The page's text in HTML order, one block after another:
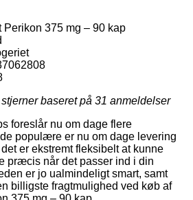
Perikon 375 mg – 90 kap
baseret på 31 anmeldelser
foreslår nu om dage flere
populære er nu om dage levering
er ekstremt fleksibelt at kunne
præcis når det passer ind i din
er jo ualmindeligt smart, samt
billigste fragtmulighed ved køb af